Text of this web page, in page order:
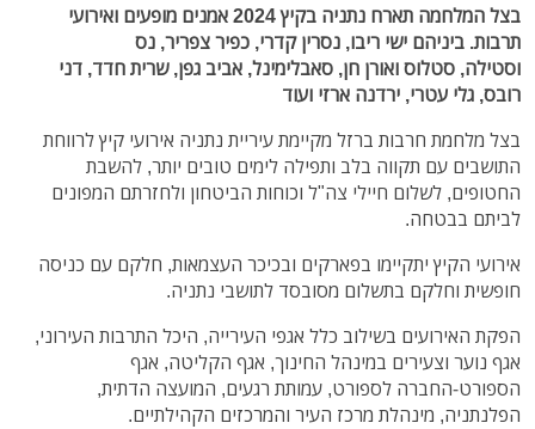
בצל המלחמה תארח נתניה בקיץ 2024 אמנים מופעים ואירועי
תרבות. ביניהם ישי ריבו, נסרין קדרי, כפיר צפריר, נס
וסטילה, סטלוס ואורן חן, סאבלימינל, אביב גפן, שרית חדד, דני
רובס, גלי עטרי, ירדנה ארזי ועוד
בצל מלחמת חרבות ברזל מקיימת עיריית נתניה אירועי קיץ לרווחת
התושבים עם תקווה בלב ותפילה לימים טובים יותר, להשבת
החטופים, לשלום חיילי צה"ל וכוחות הביטחון ולחזרתם המפונים
לביתם בבטחה.
אירועי הקיץ יתקיימו בפארקים ובכיכר העצמאות, חלקם עם כניסה
חופשית וחלקם בתשלום מסובסד לתושבי נתניה.
הפקת האירועים בשילוב כלל אגפי העירייה, היכל התרבות העירוני,
אגף נוער וצעירים במינהל החינוך, אגף הקליטה, אגף
הספורט-החברה לספורט, עמותת רגעים, המועצה הדתית,
הפלנתניה, מינהלת מרכז העיר והמרכזים הקהילתיים.